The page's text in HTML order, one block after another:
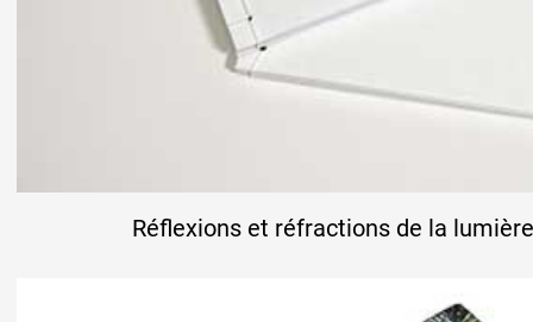
Réflexions et réfractions de la